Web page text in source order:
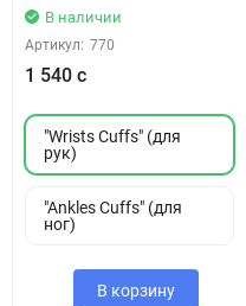
В наличии
Артикул: 770
1 540 с
"Wrists Cuffs" (для
рук)
"Ankles Cuffs" (для
ног)
В корзину